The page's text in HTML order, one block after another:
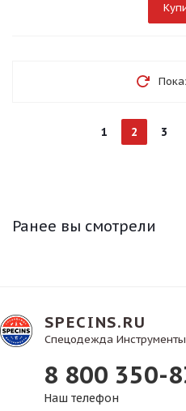
1 2 3
Ранее вы смотрели
SPECINS.RU
Спецодежда
8 800 350-
Наш телефон